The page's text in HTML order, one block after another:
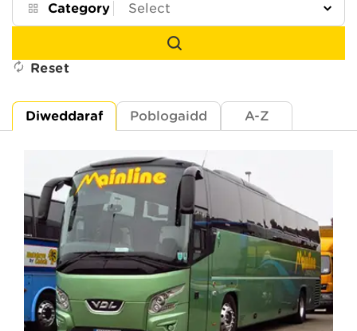
Category
Reset
Diweddaraf Poblogaidd A-Z